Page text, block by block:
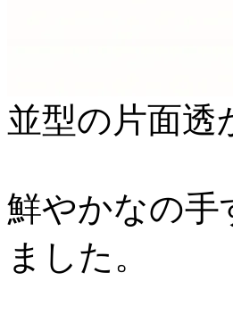
並型の片面透
鮮やかなの手
ました。